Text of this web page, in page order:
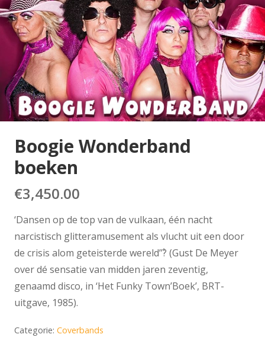
Boogie Wonderband
boeken
€3,450.00
‘Dansen op de top van de vulkaan, één nacht
narcistisch glitteramusement als vlucht uit een door
de crisis alom geteisterde wereld’݃’? (Gust De Meyer
over dé sensatie van midden jaren zeventig,
genaamd disco, in ‘Het Funky Town’Boek’, BRT-
uitgave, 1985).
Categorie: Coverbands